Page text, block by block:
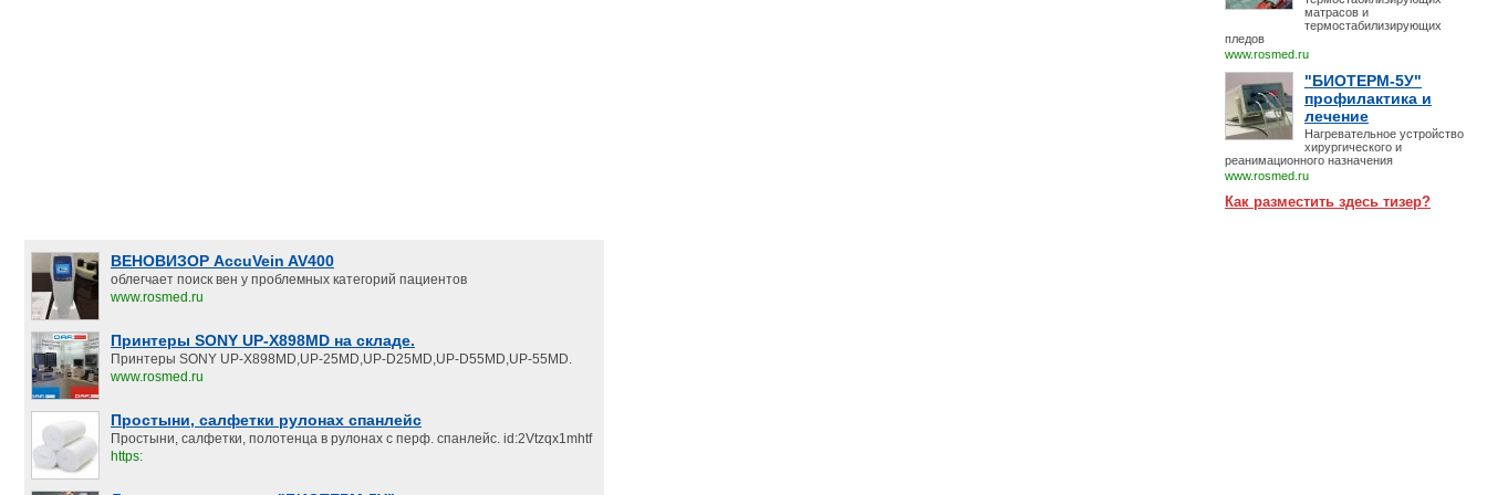
матрасов и
термостабилизирующих
пледов
www.rosmed.ru
"БИОТЕРМ-5У"
профилактика и
лечение
Нагревательное устройство
хирургического и
реанимационного назначения
www.rosmed.ru
Как разместить здесь тизер?
ВЕНОВИЗОР AccuVein AV400
облегчает поиск вен у проблемных категорий пациентов
www.rosmed.ru
Принтеры SONY UP-X898MD на складе.
Принтеры SONY UP-X898MD,UP-25MD,UP-D25MD,UP-D55MD,UP-55MD.
www.rosmed.ru
Простыни, салфетки рулонах спанлейс
Простыни, салфетки, полотенца в рулонах с перф. спанлейс. id:2Vtzqx1mhtf
https: